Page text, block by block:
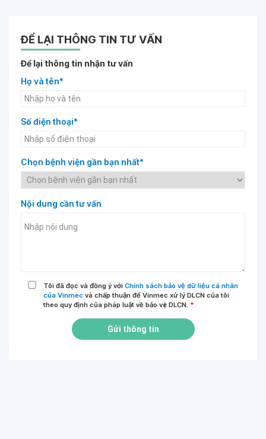
ĐỂ LẠI THÔNG TIN TƯ VẤN
Để lại thông tin nhận tư vấn
Họ và tên*
Số điện thoại*
Chọn bệnh viện gần bạn nhất*
Nội dung cần tư vấn
Tôi đã đọc và đồng ý với Chính sách bảo vệ dữ liệu cá nhân
của Vinmec và chấp thuận để Vinmec xử lý DLCN của tôi
theo quy định của pháp luật về bảo vệ DLCN. *
Gửi thông tin